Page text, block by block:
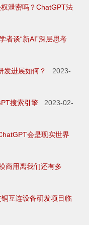
泄密吗？ChatGPT法
者谈“新AI”深层思考
发进展如何？
2023-
搜索引擎 2023-02-
会是现实世界
商用离我们还有多
互连设备研发项目临